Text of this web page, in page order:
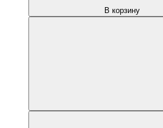
В корзину